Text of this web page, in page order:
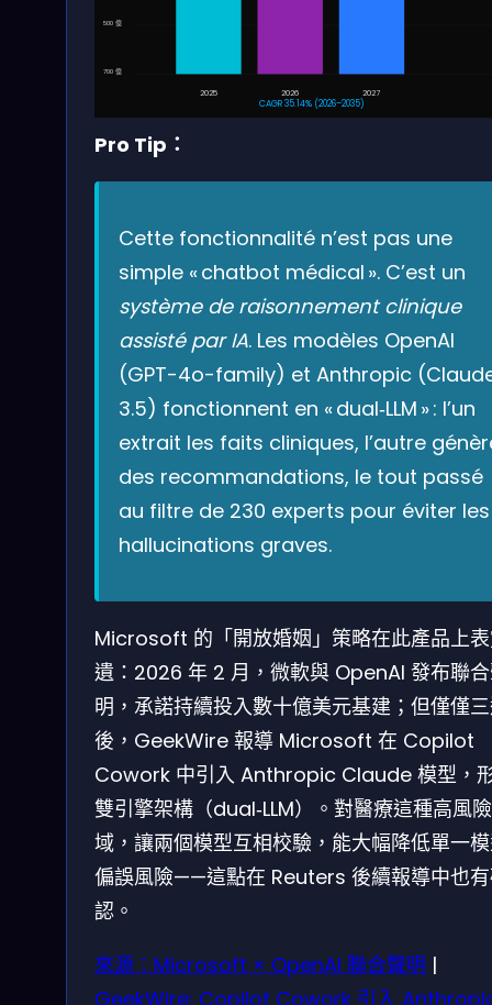
500 億
700 億
2025 2026 2027
CAGR 35.14% (2026–2035)
Pro Tip：
Cette fonctionnalité n’est pas une
simple « chatbot médical ». C’est un
système de raisonnement clinique
assisté par IA. Les modèles OpenAI
(GPT-4o-family) et Anthropic
3.5) fonctionnent en « dual‑LLM » : l’un
extrait les faits cliniques, l’autre
des recommandations, le tout passé
au filtre de 230 experts pour éviter les
hallucinations graves.
Microsoft 的「開放婚姻」策略在此產品上
遺：2026 年 2 月，微軟與 OpenAI 發布聯
明，承諾持續投入數十億美元基建；但僅僅
後，GeekWire 報導 Microsoft 在 Copilot
Cowork 中引入 Anthropic Claude 模型，
雙引擎架構（dual‑LLM）。對醫療這種高風
域，讓兩個模型互相校驗，能大幅降低單一
偏誤風險——這點在 Reuters 後續報導中也
認。
來源：Microsoft × OpenAI 聯合聲明 |
GeekWire: Copilot Cowork 引入